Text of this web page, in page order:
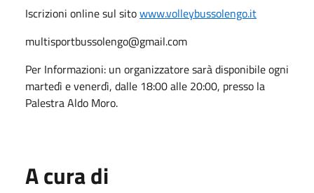
Iscrizioni online sul sitowww.volleybussolengo.it
multisportbussolengo@gmail.com
Per Informazioni: un organizzatore sarà disponibile ogni
martedì e venerdì, dalle 18:00 alle 20:00, presso la
Palestra Aldo Moro.
A cura di